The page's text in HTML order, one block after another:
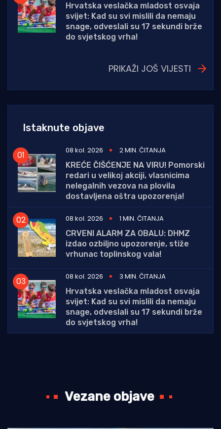
Hrvatska veslačka mladost osvaja
svijet: Kad su svi mislili da nemaju
snage, odveslali su 17 sekundi brže
do svjetskog vrha!
PRIKAŽI JOŠ VIJESTI
Istaknute objave
08 kol. 2026
2 MIN. ČITANJA
KREĆE ČIŠĆENJE NA VIRU! Pomorski
redari u velikoj akciji, vlasnicima
nelegalnih vezova na plovila
dostavljena oštra upozorenja!
08 kol. 2026
1 MIN. ČITANJA
CRVENI ALARM ZA OBALU: DHMZ
izdao ozbiljno upozorenje, stiže
vrhunac toplinskog vala!
08 kol. 2026
3 MIN. ČITANJA
Hrvatska veslačka mladost osvaja
svijet: Kad su svi mislili da nemaju
snage, odveslali su 17 sekundi brže
do svjetskog vrha!
Vezane objave